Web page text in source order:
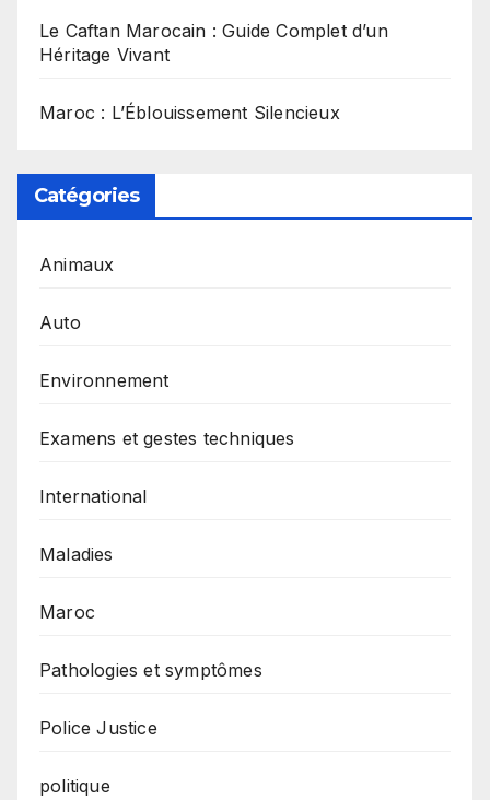
Le Caftan Marocain : Guide Complet d’un
Héritage Vivant
Maroc : L’Éblouissement Silencieux
Catégories
Animaux
Auto
Environnement
Examens et gestes techniques
International
Maladies
Maroc
Pathologies et symptômes
Police Justice
politique